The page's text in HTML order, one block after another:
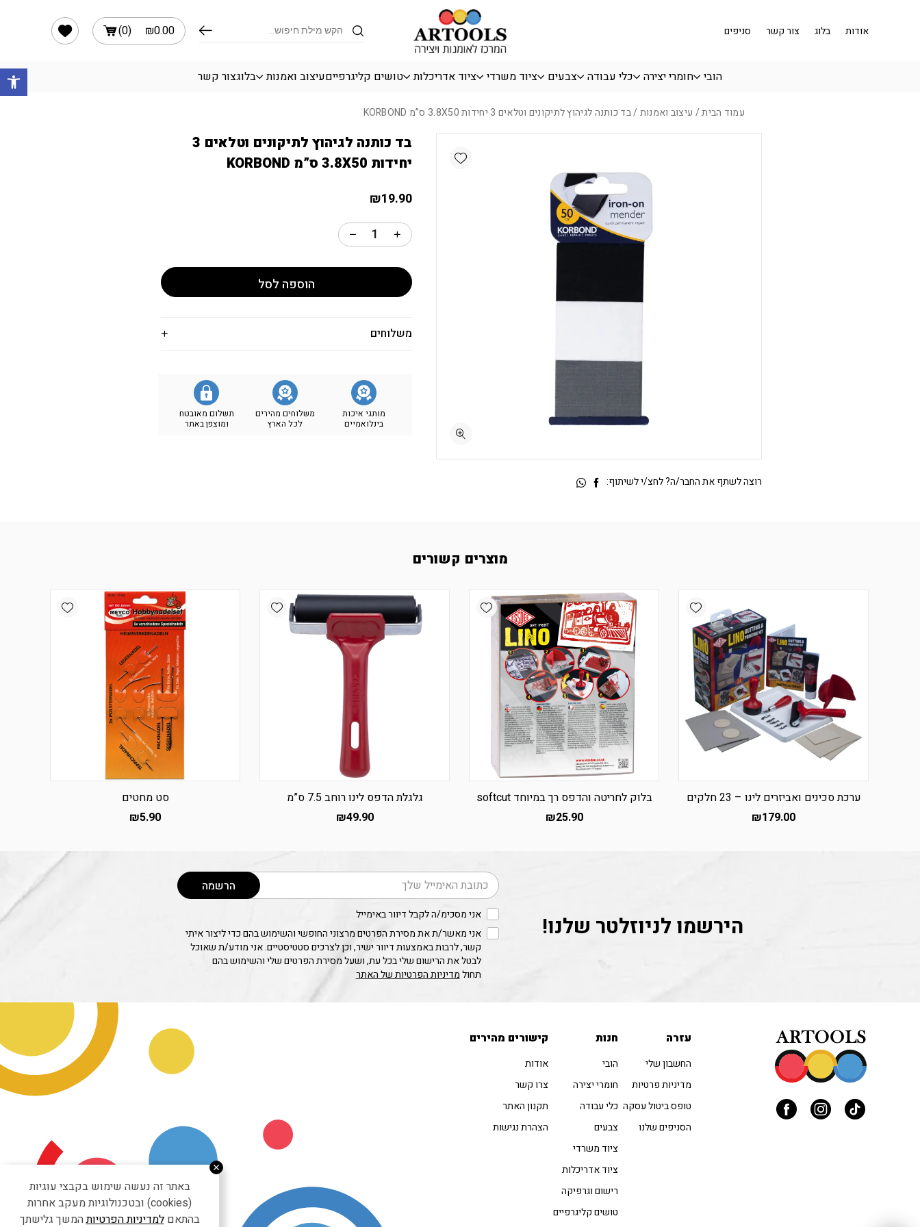
Products
search
₪0.00
(
0
)
אודות
בלוג צור קשר סניפים
הובי חומרי יצירה כלי עבודה צבעים ציוד משרדי ציוד אדריכלות טושים קליגרפייםעיצוב ואמנות בלוגצור קשר
עמוד הבית/ עיצוב ואמנות/ בד כותנה לגיהוץ לתיקונים וטלאים 3 יחידות 3.8X50 ס”מ KORBOND
בד כותנה לגיהוץ לתיקונים וטלאים 3
יחידות 3.8X50 ס”מ KORBOND
₪19.90
הוספה לסל
משלוחים
מותגי איכות
בינלואמיים
משלוחים מהירים
לכל הארץ
תשלום מאובטח
ומוצפן באתר
Add wishlist
רוצה לשתף את החבר/ה? לחצ/י לשיתוף:
מוצרים קשורים
Add wishlist
ערכת סכינים ואביזרים לינו – 23 חלקים
₪179.00
Add wishlist
בלוק לחריטה והדפס רך במיוחד softcut
₪25.90
Add wishlist
גלגלת הדפס לינו רוחב 7.5 ס”מ
₪49.90
Add wishlist
סט מחטים
₪5.90
הירשמו לניוזלטר שלנו!
דוא׳׳ל הרשמה
אני מסכימ/ה לקבל דיוור באימייל
אני מאשר/ת את מסירת הפרטים מרצוני החופשי והשימוש בהם כדי ליצור איתי
קשר, לרבות באמצעות דיוור ישיר, וכן לצרכים סטטיסטיים. אני מודע/ת שאוכל
לבטל את הרישום שלי בכל עת, ושעל מסירת הפרטים שלי והשימוש בהם
תחולמדיניות הפרטיות של האתר
עזרה
החשבון שלי
מדיניות פרטיות
טופס ביטול עסקה
הסניפים שלנו
חנות
הובי
חומרי יצירה
כלי עבודה
צבעים
ציוד משרדי
ציוד אדריכלות
רישום וגרפיקה
טושים קליגרפיים
קישורים מהירים
אודות
צרו קשר
תקנון האתר
הצהרת נגישות
באתר זה נעשה שימוש בקבצי עוגיות
(cookies) ובטכנולוגיות מעקב אחרות
בהתאםלמדיניות הפרטיותהמשך גלישתך